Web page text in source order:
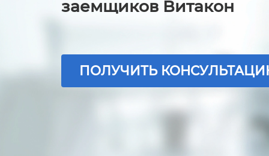
заемщиков Витакон
ПОЛУЧИТЬ